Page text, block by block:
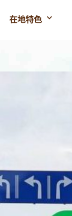
在地特色